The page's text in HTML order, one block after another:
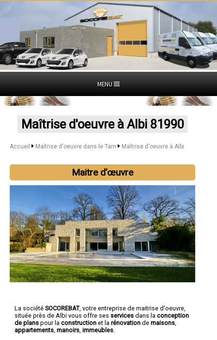
MENU
Maîtrise d'oeuvre à Albi 81990
Accueil Maîtrise d'oeuvre dans le Tarn Maîtrise d'oeuvre à Albi
Maitre d’œuvre
La société SOCOREBAT, votre entreprise de maitrise d'oeuvre
située près de Albi vous offre ses services dans la conception
de plans pour la construction et la rénovation de maisons
appartements manoirs immeubles